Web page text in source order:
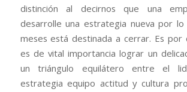
distinción al decirnos que una
desarrolle una estrategia nueva por
meses está destinada a cerrar. Es
es de vital importancia lograr un
un triángulo equilátero entre el
estrategia equipo actitud y cultura